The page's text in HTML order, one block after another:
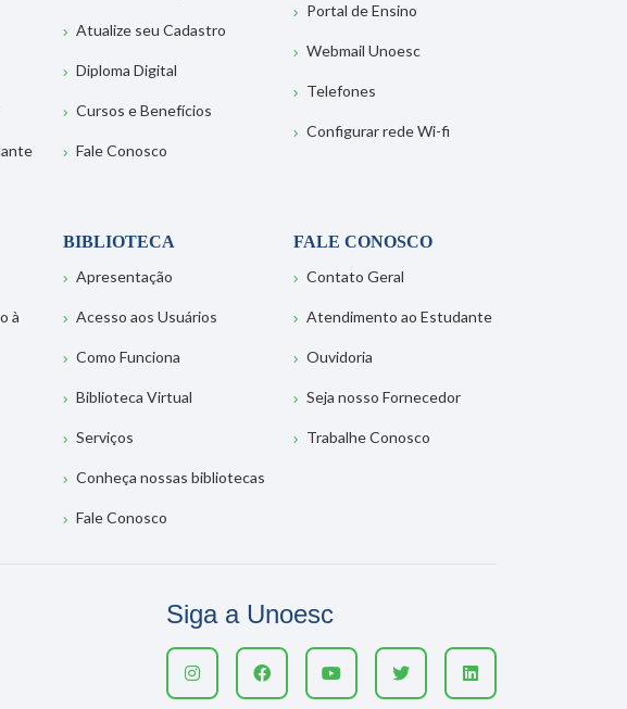
Atualize seu Cadastro
Diploma Digital
Cursos e Benefícios
Fale Conosco
Portal de Ensino
Webmail Unoesc
Telefones
Configurar rede Wi-fi
à
BIBLIOTECA
Apresentação
Acesso aos Usuários
Como Funciona
Biblioteca Virtual
Serviços
Conheça nossas bibliotecas
Fale Conosco
FALE CONOSCO
Contato Geral
Atendimento ao Estudante
Ouvidoria
Seja nosso Fornecedor
Trabalhe Conosco
Siga a Unoesc